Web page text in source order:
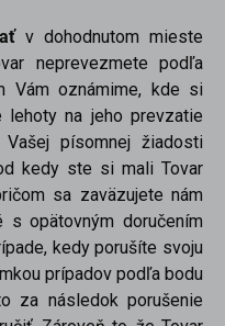
v dohodnutom mieste
neprevezmete podľa
Vám oznámime, kde si
lehoty na jeho prevzatie
písomnej žiadosti
kedy ste si mali Tovar
sa zaväzujete nám
s opätovným doručením
kedy porušíte svoju
prípadov podľa bodu
za následok porušenie